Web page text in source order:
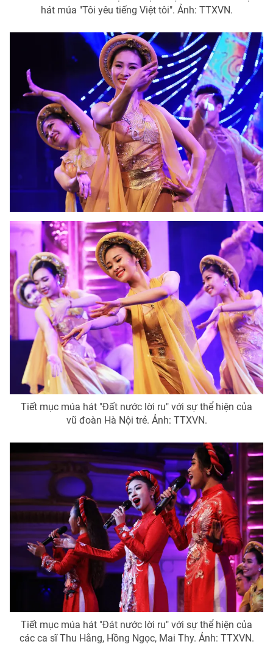
hát múa "Tôi yêu tiếng Việt tôi". Ảnh: TTXVN.
Tiết mục múa hát "Đất nước lời ru" với sự thể hiện của
vũ đoàn Hà Nội trẻ. Ảnh: TTXVN.
Tiết mục múa hát "Đát nước lời ru" với sự thể hiện của
các ca sĩ Thu Hằng, Hồng Ngọc, Mai Thy. Ảnh: TTXVN.